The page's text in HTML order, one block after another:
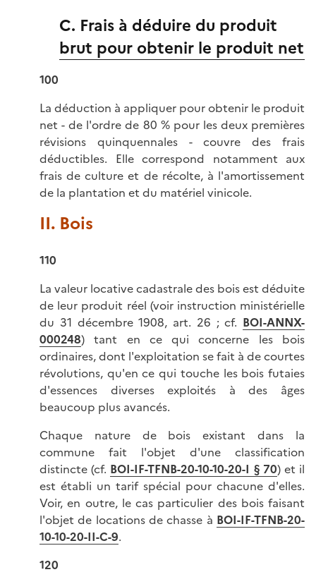
C. Frais à déduire du produit
brut pour obtenir le produit net
100
La déduction à appliquer pour obtenir le produit
net - de l'ordre de 80 % pour les deux premières
révisions quinquennales - couvre des frais
déductibles. Elle correspond notamment aux
frais de culture et de récolte, à l'amortissement
de la plantation et du matériel vinicole.
II. Bois
110
La valeur locative cadastrale des bois est déduite
de leur produit réel (voir instruction ministérielle
du 31 décembre 1908, art. 26 ; cf. BOI-ANNX-
000248) tant en ce qui concerne les bois
ordinaires, dont l'exploitation se fait à de courtes
révolutions, qu'en ce qui touche les bois futaies
d'essences diverses exploités à des âges
beaucoup plus avancés.
Chaque nature de bois existant dans la
commune fait l'objet d'une classification
distincte (cf. BOI-IF-TFNB-20-10-10-20-I § 70) et il
est établi un tarif spécial pour chacune d'elles.
Voir, en outre, le cas particulier des bois faisant
l'objet de locations de chasse à BOI-IF-TFNB-20-
10-10-20-II-C-9.
120